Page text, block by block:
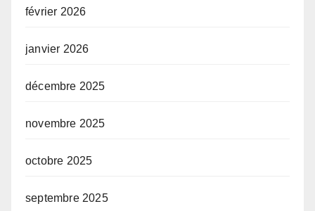
février 2026
janvier 2026
décembre 2025
novembre 2025
octobre 2025
septembre 2025